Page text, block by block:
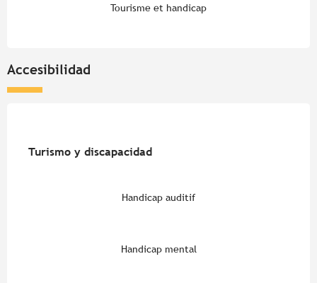
Tourisme et handicap
Accesibilidad
Turismo y discapacidad
Turismo y discapacidad
Handicap auditif
Handicap mental